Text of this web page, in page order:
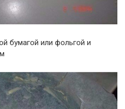
бумагой или фольгой и